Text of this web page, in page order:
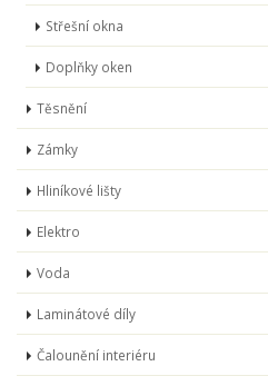
Střešní okna
Doplňky oken
Těsnění
Zámky
Hliníkové lišty
Elektro
Voda
Laminátové díly
Čalounění interiéru